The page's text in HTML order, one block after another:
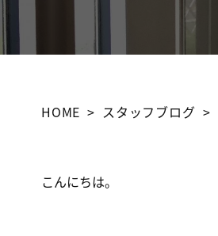
HOME スタッフブログ
こんにちは。